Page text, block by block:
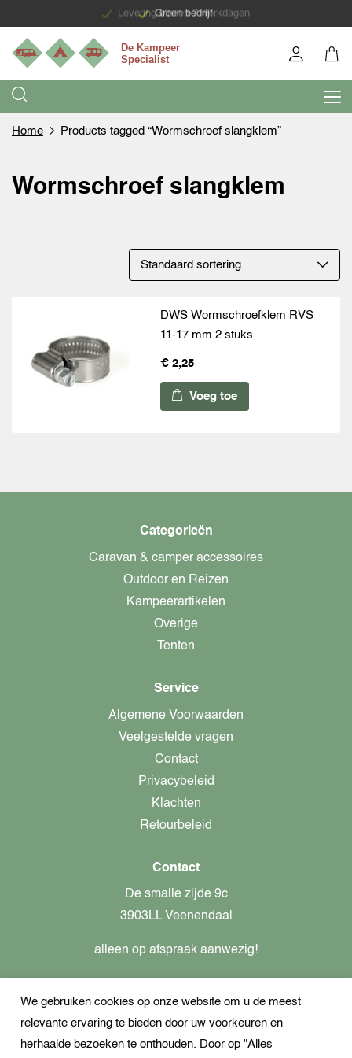
Groen bedrijf
Levering binnen 7 werkdagen
Home Products tagged “Wormschroef slangklem”
Wormschroef slangklem
DWS Wormschroefklem RVS
11-17 mm 2 stuks
€ 2,25
Voeg toe
Categorieën
Caravan & camper accessoires
Outdoor en Reizen
Kampeerartikelen
Overige
Tenten
Service
Algemene Voorwaarden
Veelgestelde vragen
Contact
Privacybeleid
Klachten
Retourbeleid
Contact
De smalle zijde 9c
3903LL Veenendaal
alleen op afspraak aanwezig!
Btw-nummer: nl862437301B01
+31621944547
We gebruiken cookies op onze website om u de meest
relevante ervaring te bieden door uw voorkeuren en
herhaalde bezoeken te onthouden. Door op "Alles